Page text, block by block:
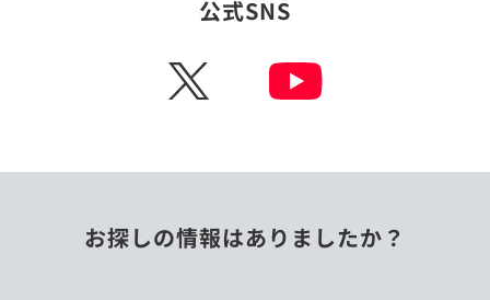
公式SNS
X
お探しの情報はありましたか？